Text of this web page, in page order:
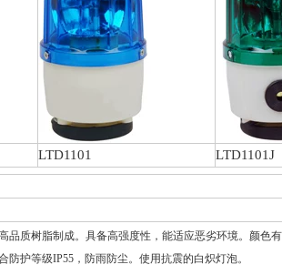
LTD1101 LTD1101J
品质树脂制成。具备高强度性，能适应恶劣环境。颜色
护等级IP55，防雨防尘。使用抗震的白炽灯泡。